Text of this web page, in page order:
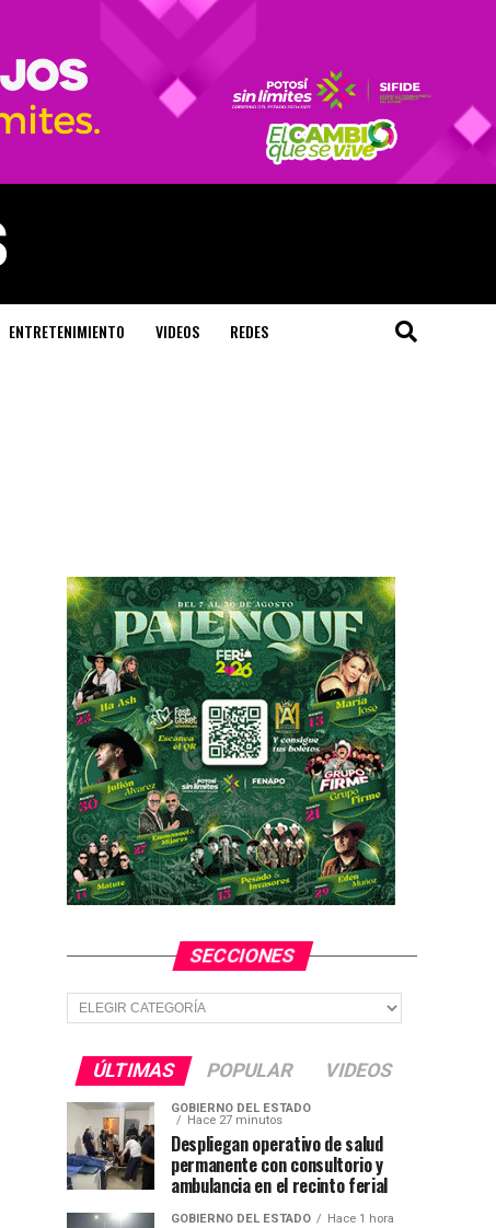
ENTRETENIMIENTO VIDEOS REDES
SECCIONES
Secciones
ÚLTIMAS POPULAR VIDEOS
GOBIERNO DEL ESTADO
Hace 27 minutos
Despliegan operativo de salud
permanente con consultorio y
ambulancia en el recinto ferial
GOBIERNO DEL ESTADO Hace 1 hora